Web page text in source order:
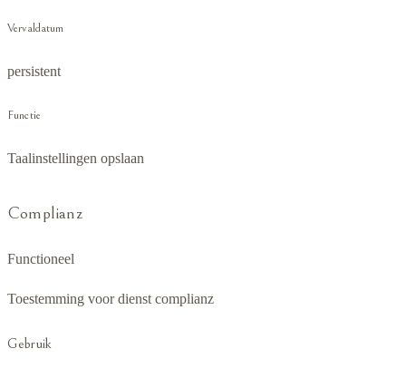
Vervaldatum
persistent
Functie
Taalinstellingen opslaan
Complianz
Functioneel
Toestemming voor dienst complianz
Gebruik